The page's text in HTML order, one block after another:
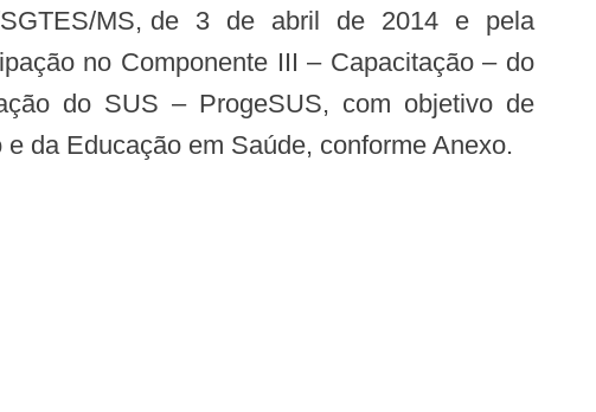
no Componente III – Capacitação – do
do SUS – ProgeSUS, com objetivo de
da Educação em Saúde, conforme Anexo.